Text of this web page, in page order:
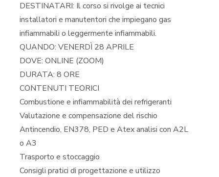
DESTINATARI: Il corso si rivolge ai tecnici
installatori e manutentori che impiegano gas
infiammabili o leggermente infiammabili.
QUANDO: VENERDÌ 28 APRILE
DOVE: ONLINE (ZOOM)
DURATA: 8 ORE
CONTENUTI TEORICI
Combustione e infiammabilità dei refrigeranti
Valutazione e compensazione del rischio
Antincendio, EN378, PED e Atex analisi con A2L
o A3
Trasporto e stoccaggio
Consigli pratici di progettazione e utilizzo